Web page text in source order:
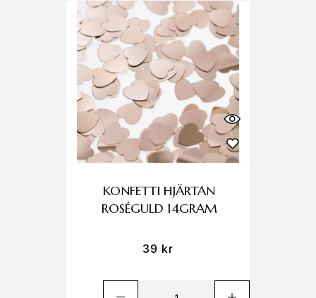
KONFETTI HJÄRTAN
ROSÉGULD 14GRAM
39 kr